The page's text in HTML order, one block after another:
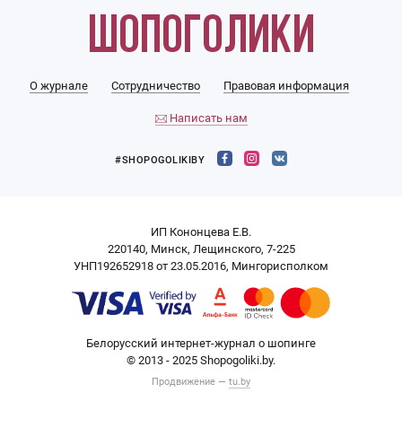
О журнале Сотрудничество Правовая информация
Написать нам
#SHOPOGOLIKIBY
ИП Кононцева Е.В.
220140, Минск, Лещинского, 7-225
УНП192652918 от 23.05.2016, Мингорисполком
Белорусский интернет-журнал о шопинге
© 2013 - 2025 Shopogoliki.by.
Продвижение — tu.by